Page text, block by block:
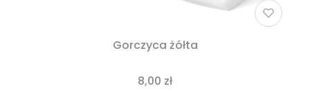
Gorczyca żółta
8,00 zł